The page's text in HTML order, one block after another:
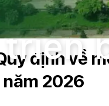
triển bền vững.
triển
định về
2026